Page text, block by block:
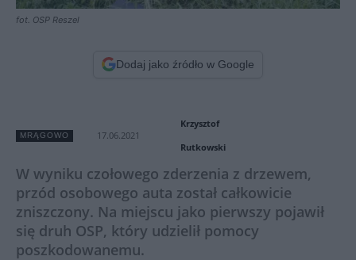
fot. OSP Reszel
Dodaj jako źródło w Google
MRĄGOWO 17.06.2021
Krzysztof
Rutkowski
W wyniku czołowego zderzenia z drzewem,
przód osobowego auta został całkowicie
zniszczony. Na miejscu jako pierwszy pojawił
się druh OSP, który udzielił pomocy
poszkodowanemu.